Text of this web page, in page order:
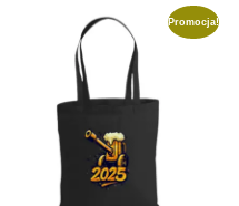
Promocja!